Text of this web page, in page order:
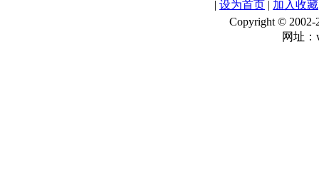
| 设为首页 | 加入收藏
Copyright ©
网址：